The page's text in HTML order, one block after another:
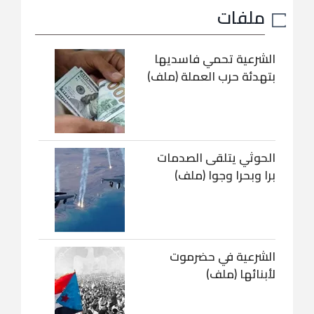
ملفات
الشرعية تحمي فاسديها
بتهدئة حرب العملة (ملف)
الحوثي يتلقى الصدمات
برا وبحرا وجوا (ملف)
الشرعية في حضرموت
لأبنائها (ملف)